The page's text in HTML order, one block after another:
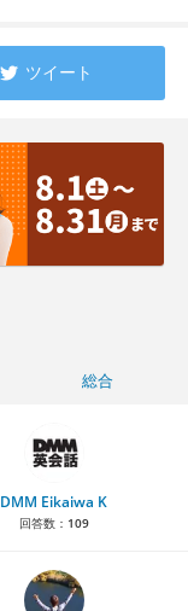
ツイート
総合
DMM Eikaiwa K
回答数： 109